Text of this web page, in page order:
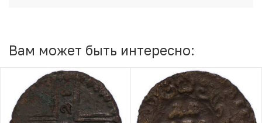
Вам может быть интересно: